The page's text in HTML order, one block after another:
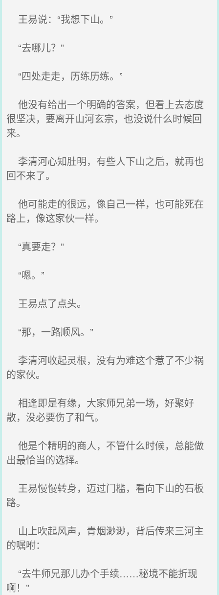
王易说：“我想下山。”
“去哪儿？”
“四处走走，历练历练。”
他没有给出一个明确的答案，但看上去态度
很坚决，要离开山河玄宗，也没说什么时候回
来。
李清河心知肚明，有些人下山之后，就再也
回不来了。
他可能走的很远，像自己一样，也可能死在
路上，像这家伙一样。
“真要走？”
“嗯。”
王易点了点头。
“那，一路顺风。”
李清河收起灵根，没有为难这个惹了不少祸
的家伙。
相逢即是有缘，大家师兄弟一场，好聚好
散，没必要伤了和气。
他是个精明的商人，不管什么时候，总能做
出最恰当的选择。
王易慢慢转身，迈过门槛，看向下山的石板
路。
山上吹起风声，青烟渺渺，背后传来三河主
的嘱咐：
“去牛师兄那儿办个手续……秘境不能折现
啊！”